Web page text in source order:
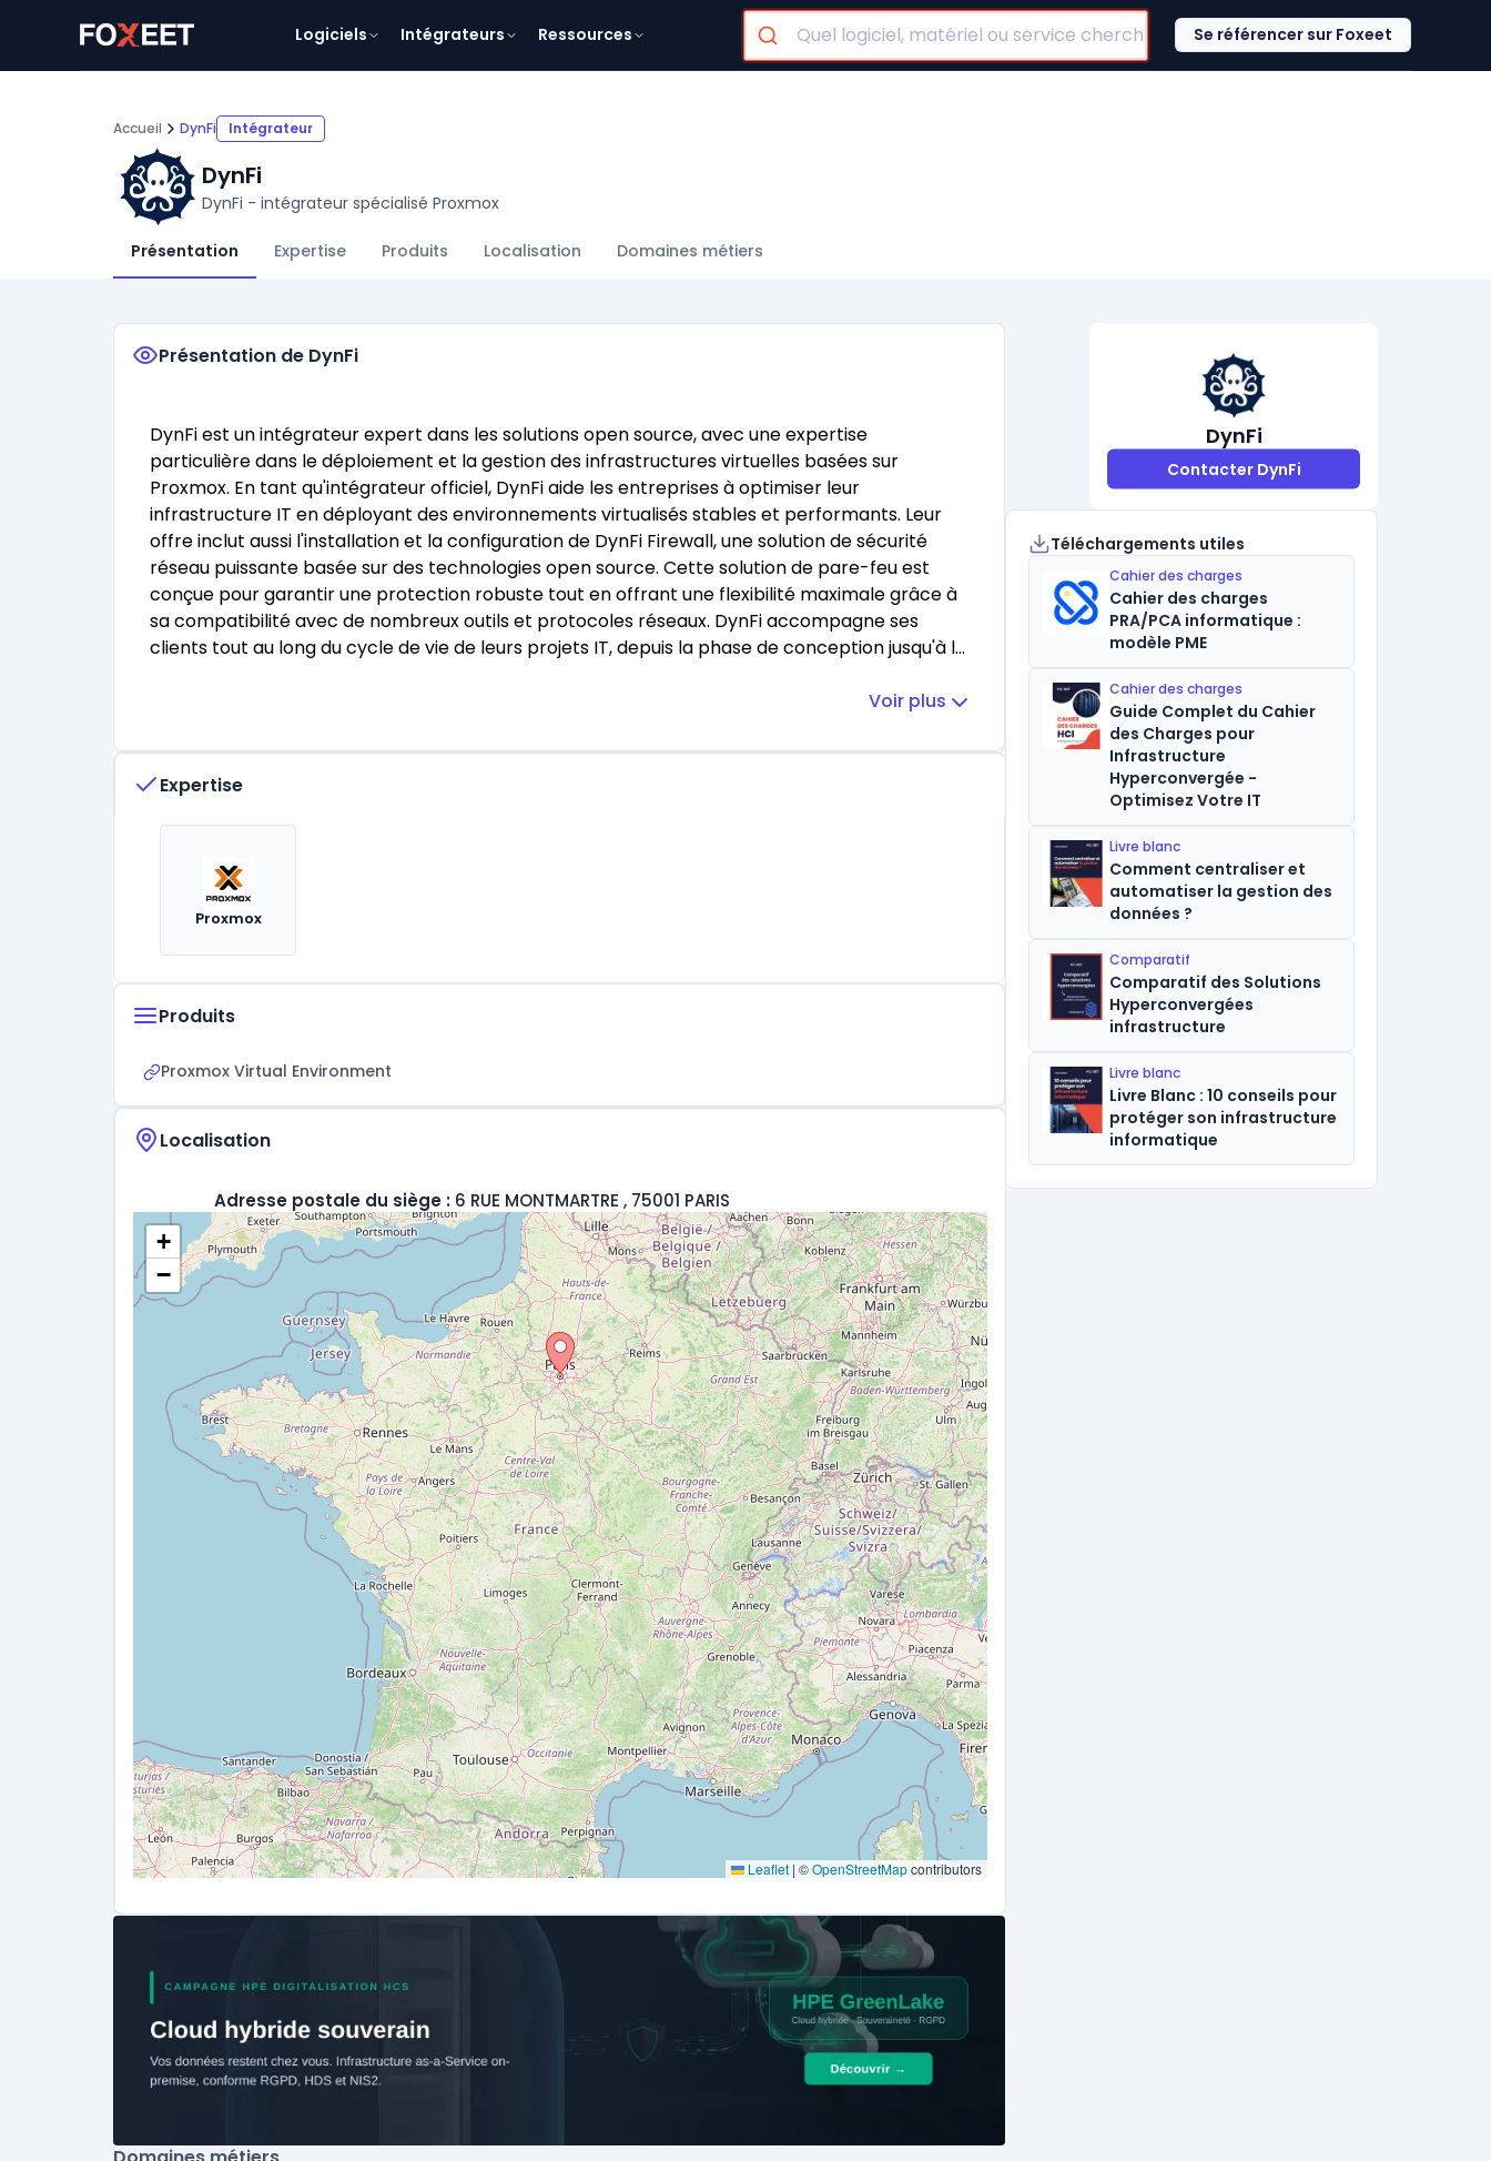
Logiciels Intégrateurs Ressources Se référencer sur Foxeet
Accueil DynFi Intégrateur
DynFi
DynFi - intégrateur spécialisé Proxmox
Présentation Expertise Produits Localisation Domaines métiers
DynFi
Contacter DynFi
Téléchargements utiles
Cahier des charges
Cahier des charges
PRA/PCA informatique :
modèle PME
Cahier des charges
Guide Complet du Cahier
des Charges pour
Infrastructure
Hyperconvergée -
Optimisez Votre IT
Livre blanc
Comment centraliser et
automatiser la gestion des
données ?
Comparatif
Comparatif des Solutions
Hyperconvergées
infrastructure
Livre blanc
Livre Blanc : 10 conseils pour
protéger son infrastructure
informatique
Présentation de DynFi
DynFi est un intégrateur expert dans les solutions open source, avec une expertise
particulière dans le déploiement et la gestion des infrastructures virtuelles basées sur
Proxmox. En tant qu'intégrateur officiel, DynFi aide les entreprises à optimiser leur
infrastructure IT en déployant des environnements virtualisés stables et performants. Leur
offre inclut aussi l'installation et la configuration de DynFi Firewall, une solution de sécurité
réseau puissante basée sur des technologies open source. Cette solution de pare-feu est
conçue pour garantir une protection robuste tout en offrant une flexibilité maximale grâce à
sa compatibilité avec de nombreux outils et protocoles réseaux. DynFi accompagne ses
clients tout au long du cycle de vie de leurs projets IT, depuis la phase de conception jusqu'à la
personnalisé, assurant la sécurité et la performance continue de leur infrastructure. Grâce à
aux besoins spécifiques des entreprises tout en respectant les normes les plus strictes en
matière de sécurité et de gestion IT.
Voir plus
Expertise
Proxmox
Produits
Proxmox Virtual Environment
Localisation
Adresse postale du siège : 6 RUE MONTMARTRE , 75001 PARIS
+
−
Leaflet | ©OpenStreetMapcontributors